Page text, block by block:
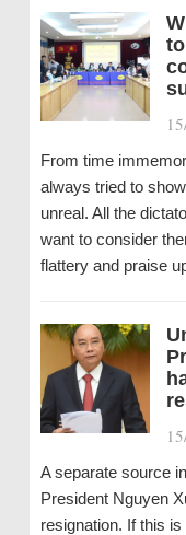
From time
always tried to
unreal. All the
want to consider
flattery and praise
A separate source
President Nguyen
resignation. If this